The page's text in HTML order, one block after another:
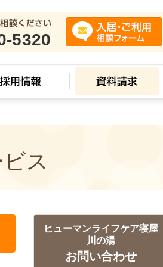
5320
ス
ヒューマンライフケア寝屋
川の湯
お問い合わせ